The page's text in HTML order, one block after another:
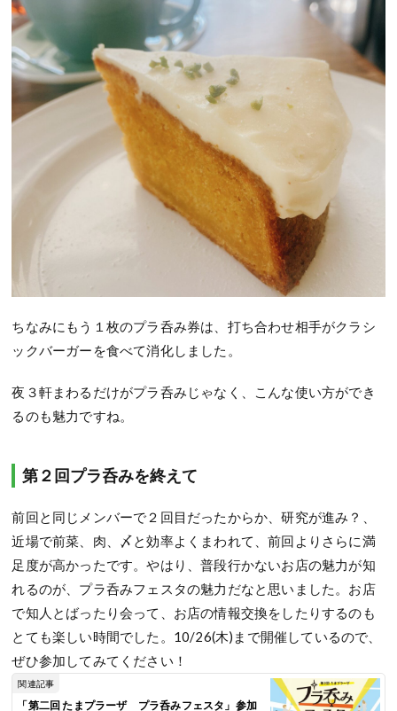
ちなみにもう１枚のプラ呑み券は、打ち合わせ相手がクラシ
ックバーガーを食べて消化しました。
夜３軒まわるだけがプラ呑みじゃなく、こんな使い方ができ
るのも魅力ですね。
第２回プラ呑みを終えて
前回と同じメンバーで２回目だったからか、研究が進み？、
近場で前菜、肉、〆と効率よくまわれて、前回よりさらに満
足度が高かったです。やはり、普段行かないお店の魅力が知
れるのが、プラ呑みフェスタの魅力だなと思いました。お店
で知人とばったり会って、お店の情報交換をしたりするのも
とても楽しい時間でした。10/26(木)まで開催しているので、
ぜひ参加してみてください！
関連記事
「第二回 たまプラーザ プラ呑みフェスタ」参加